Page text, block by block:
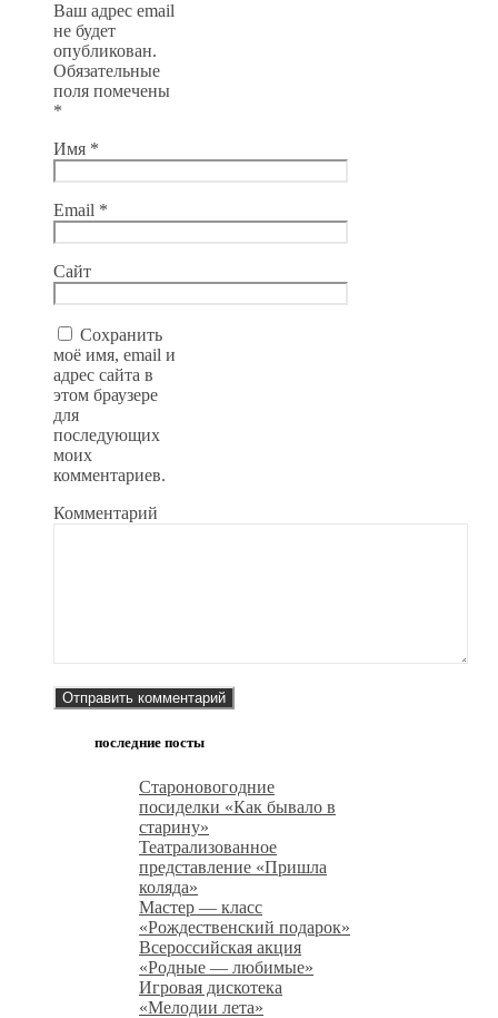
Ваш адрес email
не будет
опубликован.
Обязательные
поля помечены
*
Имя *
Email *
Сайт
Сохранить
моё имя, email и
адрес сайта в
этом браузере
для
последующих
моих
комментариев.
Комментарий
последние посты
Староновогодние
посиделки «Как бывало в
старину»
Театрализованное
представление «Пришла
коляда»
Мастер — класс
«Рождественский подарок»
Всероссийская акция
«Родные — любимые»
Игровая дискотека
«Мелодии лета»